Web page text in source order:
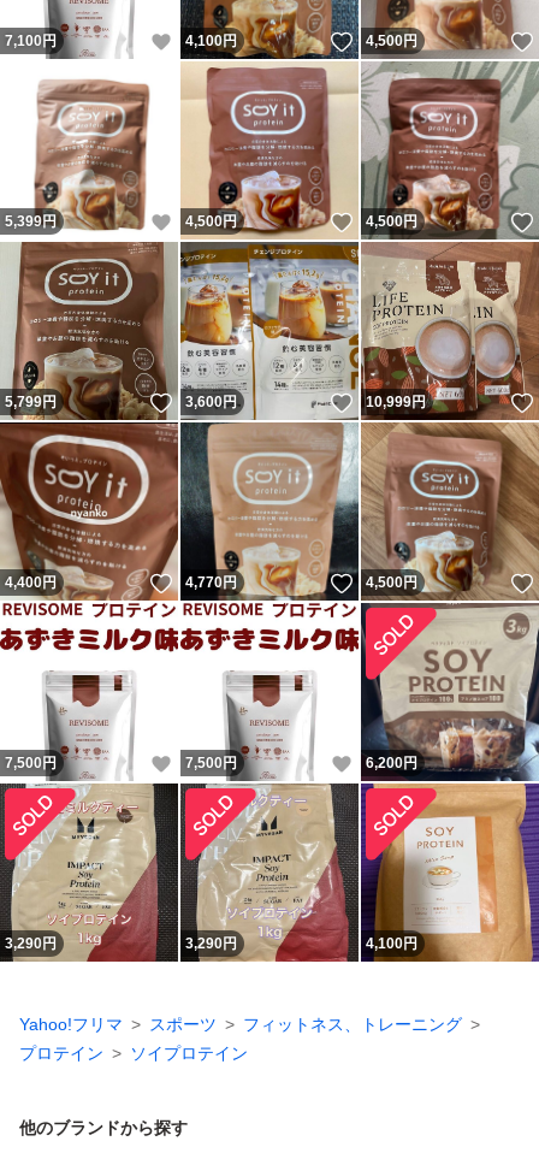
7,100 円 いいね！
4,100円 いいね！
4,500円
5,399円 いいね！
4,500円 いいね！
4,500円
5,799円 いいね！
3,600円 いいね！
10,999円
4,400円 いいね！
4,770円 いいね！
4,500円
7,500 円 いいね！
7,500 円 いいね！
6,200円
3,290円 3,290円 4,100円
Yahoo!フリマ スポーツ
フィットネス、トレーニング
プロテイン
ソイプロテイン
他のブランドから探す